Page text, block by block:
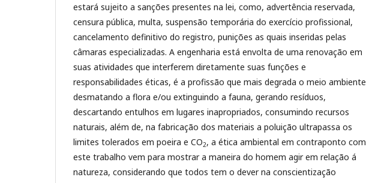
estará sujeito a sanções presentes na lei, como, advertência reservada,
censura pública, multa, suspensão temporária do exercício profissional,
cancelamento definitivo do registro, punições as quais inseridas pelas
câmaras especializadas. A engenharia está envolta de uma renovação em
suas atividades que interferem diretamente suas funções e
responsabilidades éticas, é a profissão que mais degrada o meio ambiente
desmatando a flora e/ou extinguindo a fauna, gerando resíduos,
descartando entulhos em lugares inapropriados, consumindo recursos
naturais, além de, na fabricação dos materiais a poluição ultrapassa os
limites tolerados em poeira e CO2, a ética ambiental em contraponto com
este trabalho vem para mostrar a maneira do homem agir em relação á
natureza, considerando que todos tem o dever na conscientização